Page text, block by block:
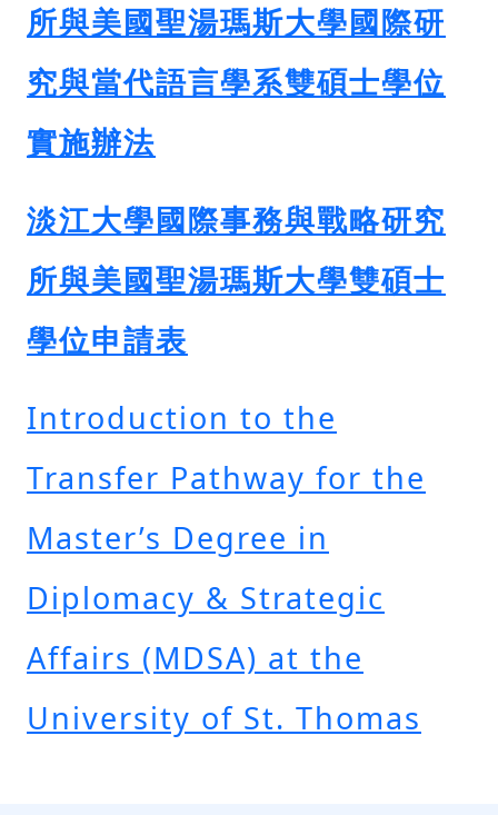
所與美國聖湯瑪斯大學國際研
究與當代語言學系雙碩士學位
實施辦法
淡江大學國際事務與戰略研究
所與美國聖湯瑪斯大學雙碩士
學位申請表
Introduction to the
Transfer Pathway for the
Master’s Degree in
Diplomacy & Strategic
Affairs (MDSA) at the
University of St. Thomas